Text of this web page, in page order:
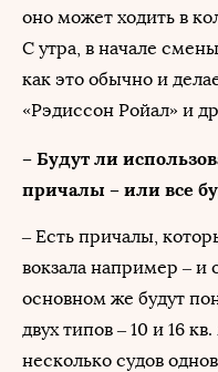
оно может ходить в
С утра, в начале
как это обычно и
«Рэдиссон Ройал» и
– Будут ли
причалы – или все
– Есть причалы,
вокзала например – и
основном же будут
двух типов – 10 и 16
несколько судов